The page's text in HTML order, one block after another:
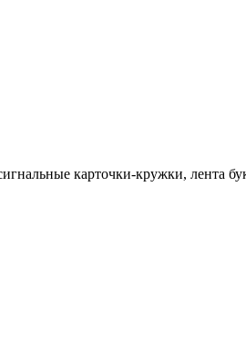
карточки-кружки, лента